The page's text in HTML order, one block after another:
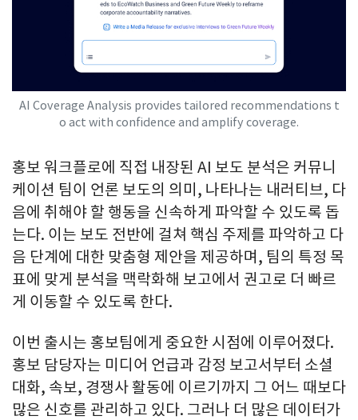
AI Coverage Analysis provides tailored recommendations t
o act with confidence and amplify coverage.
홍보 워크플로에 직접 내장된 AI 보도 분석은 커뮤니
케이션 팀이 언론 보도의 의미, 나타나는 내러티브, 다
음에 취해야 할 행동을 신속하게 파악할 수 있도록 돕
는다. 이는 보도 전반에 걸쳐 핵심 주제를 파악하고 다
음 단계에 대한 맞춤형 제안을 제공하며, 팀의 특정 목
표에 맞게 분석을 맥락화해 보고에서 권고로 더 빠르
게 이동할 수 있도록 한다.
이번 출시는 홍보팀에게 중요한 시점에 이루어졌다.
홍보 담당자는 미디어 언급과 감정 보고서부터 소셜
대화, 속보, 경쟁사 활동에 이르기까지 그 어느 때보다
많은 신호를 관리하고 있다. 그러나 더 많은 데이터가